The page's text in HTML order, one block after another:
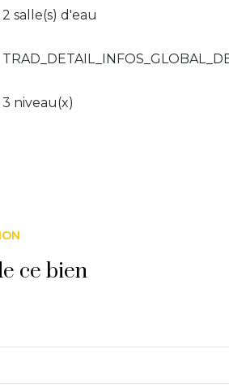
2 salle(s) d'eau
3 niveau(x)
ce bien